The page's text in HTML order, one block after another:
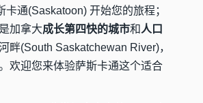
通(Saskatoon) 开始您的旅程；
加拿大成长第四快的城市和 人口
畔(South Saskatchewan River)，
欢迎您来体验萨斯卡通这个适合